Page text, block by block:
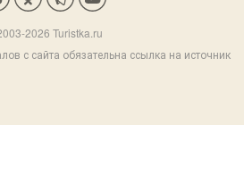
2026 Turistka.ru
с сайта обязательна ссылка на источник